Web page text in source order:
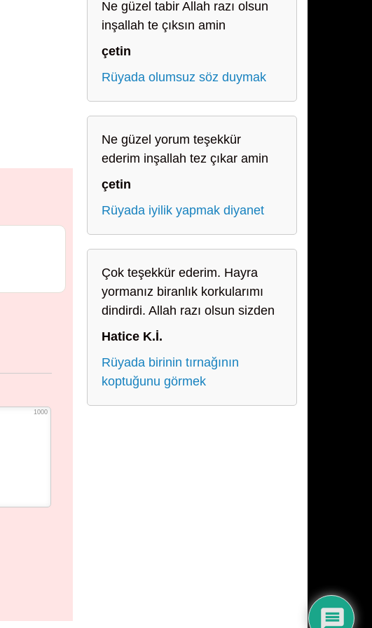
1000
Ne güzel tabir Allah razı olsun
inşallah te çıksın amin
çetin
Rüyada olumsuz söz duymak
Ne güzel yorum teşekkür
ederim inşallah tez çıkar amin
çetin
Rüyada iyilik yapmak diyanet
Çok teşekkür ederim. Hayra
yormanız biranlık korkularımı
dindirdi. Allah razı olsun sizden
Hatice K.İ.
Rüyada birinin tırnağının
koptuğunu görmek